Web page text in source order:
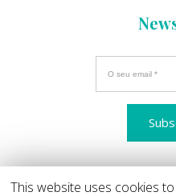
This website uses cookies